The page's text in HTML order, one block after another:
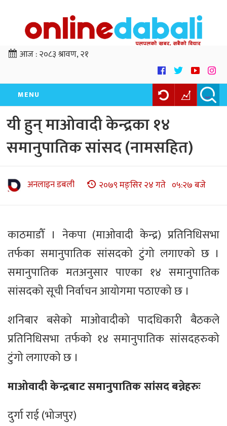
आज :२०८३ श्रावण, २१
MENU
यी हुन् माओवादी केन्द्रका १४
समानुपातिक सांसद (नामसहित)
अनलाइन डबली २०७९ मङ्सिर २४ गते ०५:२७ बजे
काठमाडौँ । नेकपा (माओवादी केन्द्र) प्रतिनिधिसभा
तर्फका समानुपातिक सांसदको टुंगो लगाएको छ ।
समानुपातिक मतअनुसार पाएका १४ समानुपातिक
सांसदको सूची निर्वाचन आयोगमा पठाएको छ ।
शनिबार बसेको माओवादीको पादधिकारी बैठकले
प्रतिनिधिसभा तर्फको १४ समानुपातिक सांसदहरुको
टुंगो लगाएको छ ।
माओवादी केन्द्रबाट समानुपातिक सांसद बन्नेहरुः
दुर्गा राई (भोजपुर)